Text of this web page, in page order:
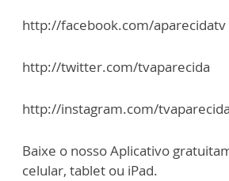
http://facebook.com/aparecidatv
http://twitter.com/tvaparecida
http://instagram.com/tvaparecida
Baixe o nosso Aplicativo
celular, tablet ou iPad.